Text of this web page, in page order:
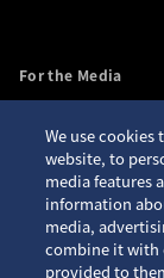
For the Media
お問い合わせ
プライバシーポリ
クッキーポリシー
Seiko ID
We use
website, to
media features
information
media,
combine it with
provided to